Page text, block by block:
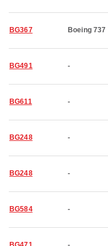
BG367 Boeing 737
BG491 -
BG611 -
BG248 -
BG248 -
BG584 -